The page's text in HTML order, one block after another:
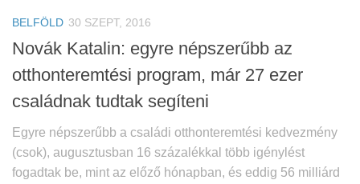
BELFÖLD 30 SZEPT, 2016
Novák Katalin: egyre népszerűbb az
otthonteremtési program, már 27 ezer
családnak tudtak segíteni
Egyre népszerűbb a családi otthonteremtési kedvezmény
(csok), augusztusban 16 százalékkal több igénylést
fogadtak be, mint az előző hónapban, és eddig 56 milliárd